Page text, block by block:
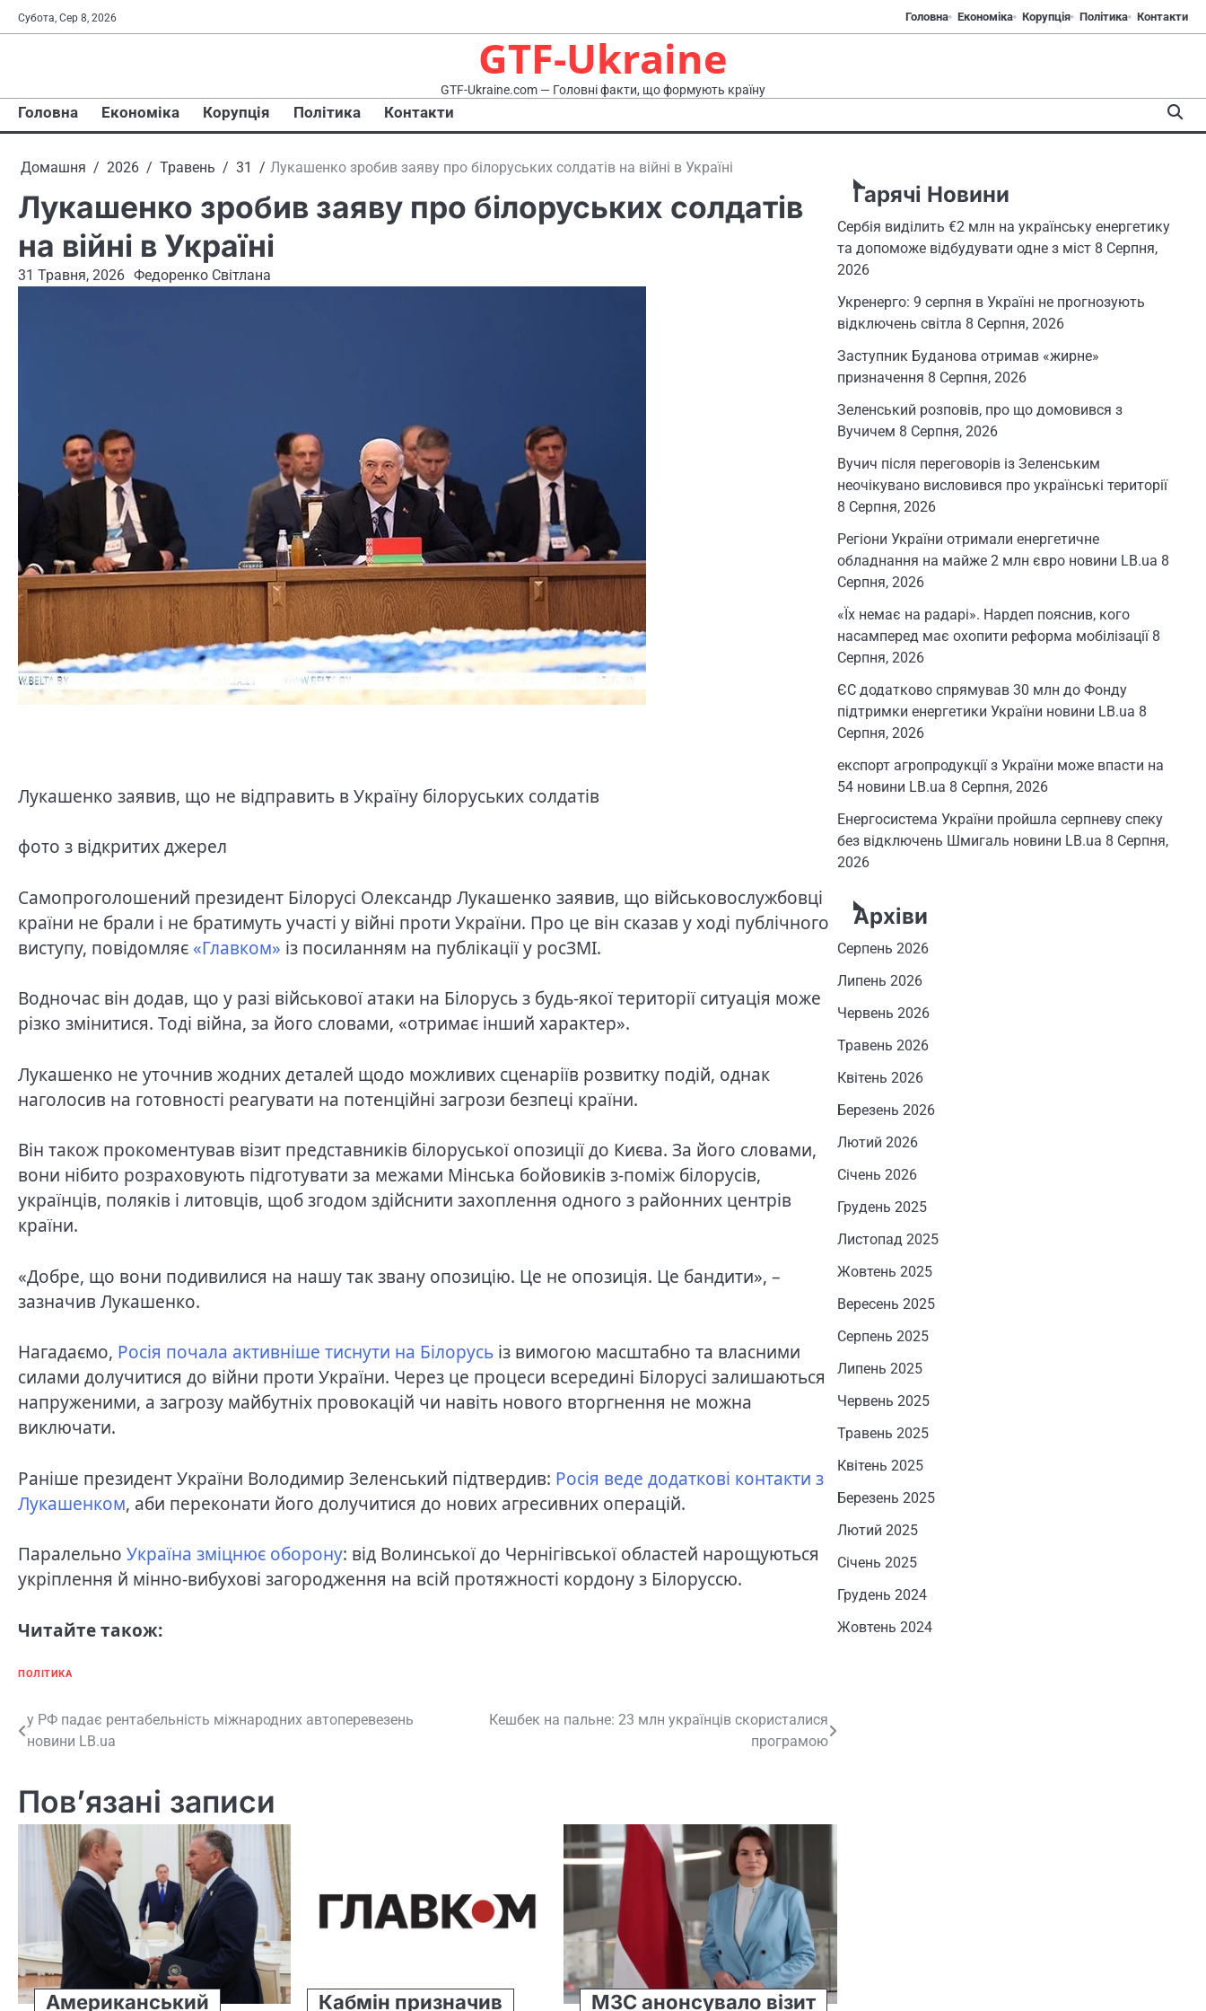
Перейти
до
Субота, Сер 8, 2026 Головна Економіка Корупція Політика Контакти
GTF-Ukraine
GTF-Ukraine.com — Головні факти, що формують країну
Головна Економіка Корупція Політика Контакти
Домашня 2026 Травень 31 Лукашенко зробив заяву про білоруських солдатів на війні в Україні
Лукашенко зробив заяву про білоруських солдатів
на війні в Україні
31 Травня, 2026 Федоренко Світлана
Лукашенко заявив, що не відправить в Україну білоруських солдатів
фото з відкритих джерел
Самопроголошений президент Білорусі Олександр Лукашенко заявив, що військовослужбовці
країни не брали і не братимуть участі у війні проти України. Про це він сказав у ході публічного
виступу, повідомляє «Главком» із посиланням на публікації у росЗМІ.
Водночас він додав, що у разі військової атаки на Білорусь з будь-якої території ситуація може
різко змінитися. Тоді війна, за його словами, «отримає інший характер».
Лукашенко не уточнив жодних деталей щодо можливих сценаріїв розвитку подій, однак
наголосив на готовності реагувати на потенційні загрози безпеці країни.
Він також прокоментував візит представників білоруської опозиції до Києва. За його словами,
вони нібито розраховують підготувати за межами Мінська бойовиків з-поміж білорусів,
українців, поляків і литовців, щоб згодом здійснити захоплення одного з районних центрів
країни.
«Добре, що вони подивилися на нашу так звану опозицію. Це не опозиція. Це бандити», –
зазначив Лукашенко.
Нагадаємо, Росія почала активніше тиснути на Білорусь із вимогою масштабно та власними
силами долучитися до війни проти України. Через це процеси всередині Білорусі залишаються
напруженими, а загрозу майбутніх провокацій чи навіть нового вторгнення не можна
виключати.
Раніше президент України Володимир Зеленський підтвердив: Росія веде додаткові контакти з
Лукашенком, аби переконати його долучитися до нових агресивних операцій.
Паралельно Україна зміцнює оборону: від Волинської до Чернігівської областей нарощуються
укріплення й мінно-вибухові загородження на всій протяжності кордону з Білоруссю.
Читайте також:
ПОЛІТИКА
Навігація
у РФ падає рентабельність міжнародних автоперевезень
новини LB.ua
Кешбек на пальне: 23 млн українців скористалися
програмою
Пов’язані записи
Американський Кабмін призначив МЗС анонсувало візит
Гарячі Новини
Сербія виділить €2 млн на українську енергетику
та допоможе відбудувати одне з міст 8 Серпня,
2026
Укренерго: 9 серпня в Україні не прогнозують
відключень світла 8 Серпня, 2026
Заступник Буданова отримав «жирне»
призначення 8 Серпня, 2026
Зеленський розповів, про що домовився з
Вучичем 8 Серпня, 2026
Вучич після переговорів із Зеленським
неочікувано висловився про українські території
8 Серпня, 2026
Регіони України отримали енергетичне
обладнання на майже 2 млн євро новини LB.ua 8
Серпня, 2026
«Їх немає на радарі». Нардеп пояснив, кого
насамперед має охопити реформа мобілізації 8
Серпня, 2026
ЄС додатково спрямував 30 млн до Фонду
підтримки енергетики України новини LB.ua 8
Серпня, 2026
експорт агропродукції з України може впасти на
54 новини LB.ua 8 Серпня, 2026
Енергосистема України пройшла серпневу спеку
без відключень Шмигаль новини LB.ua 8 Серпня,
2026
Архіви
Серпень 2026
Липень 2026
Червень 2026
Травень 2026
Квітень 2026
Березень 2026
Лютий 2026
Січень 2026
Грудень 2025
Листопад 2025
Жовтень 2025
Вересень 2025
Серпень 2025
Липень 2025
Червень 2025
Травень 2025
Квітень 2025
Березень 2025
Лютий 2025
Січень 2025
Грудень 2024
Жовтень 2024